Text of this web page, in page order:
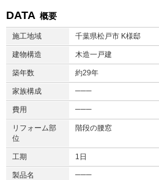
DATA 概要
施工地域 千葉県松戸市 K様邸
建物構造 木造一戸建
築年数 約29年
家族構成 ───
費用 ───
リフォーム部
位
階段の腰窓
工期 1日
製品名 ───